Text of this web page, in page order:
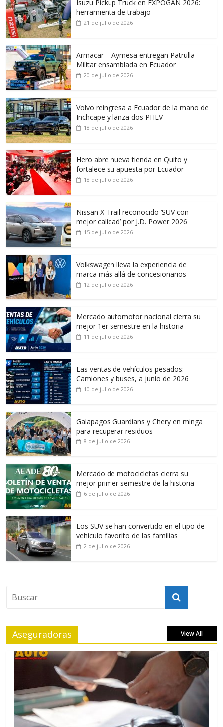
Isuzu Pickup Truck en EXPOGAN 2026:
herramienta de trabajo
21 de julio de 2026
Armacar – Aymesa entregan Patrulla
Militar ensamblada en Ecuador
20 de julio de 2026
Volvo reingresa a Ecuador de la mano de
Inchcape y lanza dos PHEV
18 de julio de 2026
Hero abre nueva tienda en Quito y
fortalece su apuesta por Ecuador
18 de julio de 2026
Nissan X-Trail reconocido ‘SUV con
mejor calidad’ por J.D. Power 2026
15 de julio de 2026
Volkswagen lleva la experiencia de
marca más allá de concesionarios
12 de julio de 2026
Mercado automotor nacional cierra su
mejor 1er semestre en la historia
11 de julio de 2026
Las ventas de vehículos pesados:
Camiones y buses, a junio de 2026
10 de julio de 2026
Galapagos Guardians y Chery en minga
para recuperar residuos
8 de julio de 2026
Mercado de motocicletas cierra su
mejor primer semestre de la historia
6 de julio de 2026
Los SUV se han convertido en el tipo de
vehículo favorito de las familias
2 de julio de 2026
Aseguradoras View All